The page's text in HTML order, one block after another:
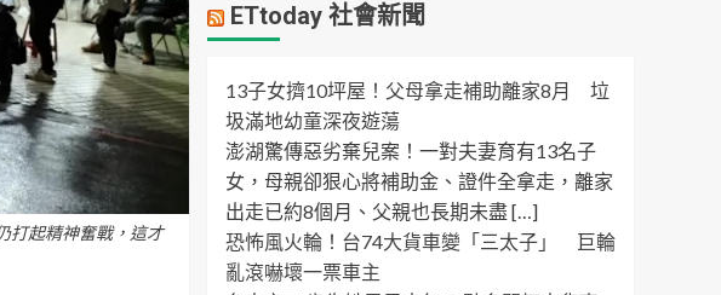
打起精神奮戰，這才
ETtoday 社會新聞
13子女擠10坪屋！父母拿走補助離家8月 垃
圾滿地幼童深夜遊蕩
澎湖驚傳惡劣棄兒案！一對夫妻育有13名子
女，母親卻狠心將補助金、證件全拿走，離家
出走已約8個月、父親也長期未盡 […]
恐怖風火輪！台74大貨車變「三太子」 巨輪
亂滾嚇壞一票車主